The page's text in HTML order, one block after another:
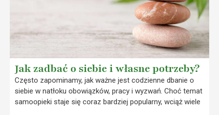
Jak zadbać o siebie i własne potrzeby?
Często zapominamy, jak ważne jest codzienne dbanie o
siebie w natłoku obowiązków, pracy i wyzwań. Choć temat
samoopieki staje się coraz bardziej popularny, wciąż wiele